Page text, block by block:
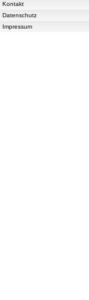
Kontakt
Datenschutz
Impressum